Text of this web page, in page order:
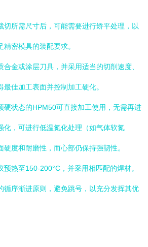
切所需尺寸后，可能需要进行矫平处理，以
密模具的装配要求。
合金或涂层刀具，并采用适当的切削速度、
佳加工表面并控制加工硬化。
硬状态的HPM50可直接加工使用，无需再进
化，可进行低温氮化处理（如气体软氮
度和耐磨性，而心部仍保持强韧性。
预热至150-200°C，并采用相匹配的焊材。
循序渐进原则，避免跳号，以充分发挥其优